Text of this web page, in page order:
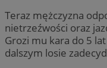
Teraz mężczyzna
nietrzeźwości oraz
Grozi mu kara do 5
dalszym losie